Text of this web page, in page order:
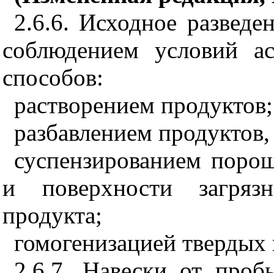
2.6.6. Исходное
соблюдением условий
способов:
растворением продуктов;
разбавлением
суспензированием
и поверхности
продукта;
гомогенизацией твердых